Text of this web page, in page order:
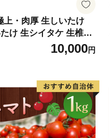
上・肉厚 生しいたけ
け 生シイタケ 生椎茸
たて 新鮮 きのこ 野
10,000円